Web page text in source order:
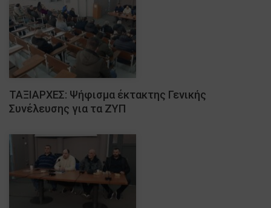
ΤΑΞΙΑΡΧΕΣ: Ψήφισμα έκτακτης Γενικής
Συνέλευσης για τα ΖΥΠ